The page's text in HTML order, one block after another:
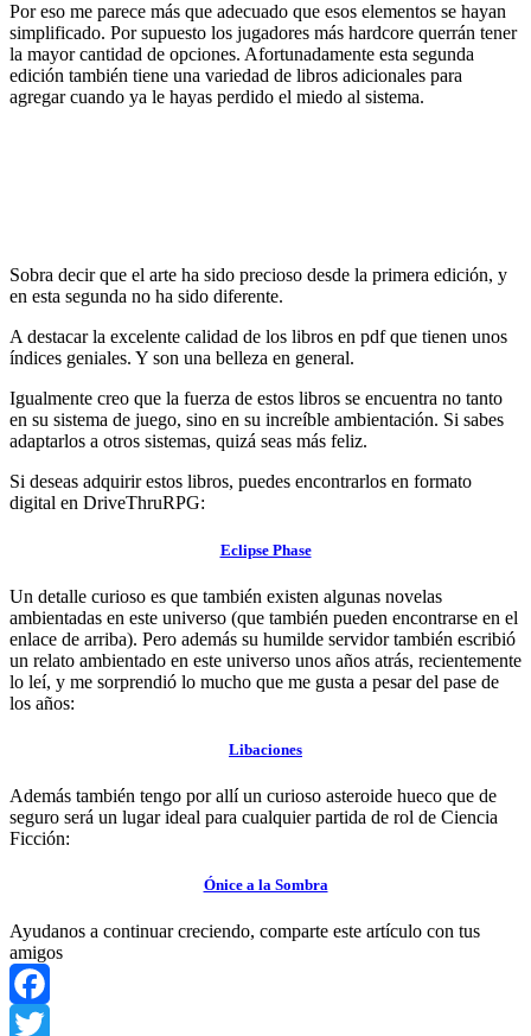
Por eso me parece más que adecuado que esos elementos se hayan
simplificado. Por supuesto los jugadores más hardcore querrán tener
la mayor cantidad de opciones. Afortunadamente esta segunda
edición también tiene una variedad de libros adicionales para
agregar cuando ya le hayas perdido el miedo al sistema.
Sobra decir que el arte ha sido precioso desde la primera edición, y
en esta segunda no ha sido diferente.
A destacar la excelente calidad de los libros en pdf que tienen unos
índices geniales. Y son una belleza en general.
Igualmente creo que la fuerza de estos libros se encuentra no tanto
en su sistema de juego, sino en su increíble ambientación. Si sabes
adaptarlos a otros sistemas, quizá seas más feliz.
Si deseas adquirir estos libros, puedes encontrarlos en formato
digital en DriveThruRPG:
Eclipse Phase
Un detalle curioso es que también existen algunas novelas
ambientadas en este universo (que también pueden encontrarse en el
enlace de arriba). Pero además su humilde servidor también escribió
un relato ambientado en este universo unos años atrás, recientemente
lo leí, y me sorprendió lo mucho que me gusta a pesar del pase de
los años:
Libaciones
Además también tengo por allí un curioso asteroide hueco que de
seguro será un lugar ideal para cualquier partida de rol de Ciencia
Ficción:
Ónice a la Sombra
Ayudanos a continuar creciendo, comparte este artículo con tus
amigos
Facebook